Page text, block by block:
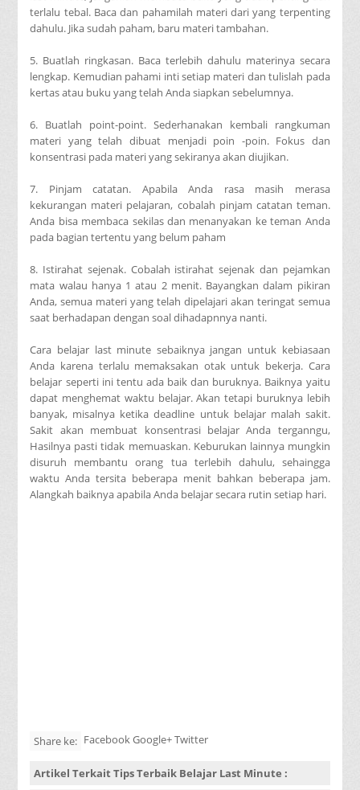
terlalu tebal. Baca dan pahamilah materi dari yang terpenting
dahulu. Jika sudah paham, baru materi tambahan.
5. Buatlah ringkasan. Baca terlebih dahulu materinya secara
lengkap. Kemudian pahami inti setiap materi dan tulislah pada
kertas atau buku yang telah Anda siapkan sebelumnya.
6. Buatlah point-point. Sederhanakan kembali rangkuman
materi yang telah dibuat menjadi poin -poin. Fokus dan
konsentrasi pada materi yang sekiranya akan diujikan.
7. Pinjam catatan. Apabila Anda rasa masih merasa
kekurangan materi pelajaran, cobalah pinjam catatan teman.
Anda bisa membaca sekilas dan menanyakan ke teman Anda
pada bagian tertentu yang belum paham
8. Istirahat sejenak. Cobalah istirahat sejenak dan pejamkan
mata walau hanya 1 atau 2 menit. Bayangkan dalam pikiran
Anda, semua materi yang telah dipelajari akan teringat semua
saat berhadapan dengan soal dihadapnnya nanti.
Cara belajar last minute sebaiknya jangan untuk kebiasaan
Anda karena terlalu memaksakan otak untuk bekerja. Cara
belajar seperti ini tentu ada baik dan buruknya. Baiknya yaitu
dapat menghemat waktu belajar. Akan tetapi buruknya lebih
banyak, misalnya ketika deadline untuk belajar malah sakit.
Sakit akan membuat konsentrasi belajar Anda terganngu,
Hasilnya pasti tidak memuaskan. Keburukan lainnya mungkin
disuruh membantu orang tua terlebih dahulu, sehaingga
waktu Anda tersita beberapa menit bahkan beberapa jam.
Alangkah baiknya apabila Anda belajar secara rutin setiap hari.
Share ke: Facebook Google+ Twitter
Artikel TerkaitTips Terbaik Belajar Last Minute :